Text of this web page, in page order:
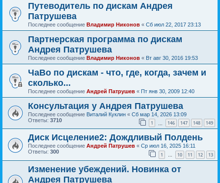
Путеводитель по дискам Андрея
Патрушева
Последнее сообщение Владимир Никонов « Сб июл 22, 2017 23:13
Партнерская программа по дискам
Андрея Патрушева
Последнее сообщение Владимир Никонов « Вт авг 30, 2016 19:53
ЧаВо по дискам - что, где, когда, зачем и
сколько...
Последнее сообщение Андрей Патрушев « Пт янв 30, 2009 12:40
Консультация у Андрея Патрушева
Последнее сообщение Виталий Куклин « Сб мар 14, 2026 13:09
Ответы: 3710 1 146 147 148 149
Диск Исцеление2: Дождливый Полдень
Последнее сообщение Андрей Патрушев « Ср июл 16, 2025 16:11
Ответы: 300 1 … 10 11 12 13
Изменение убеждений. Новинка от
Андрея Патрушева